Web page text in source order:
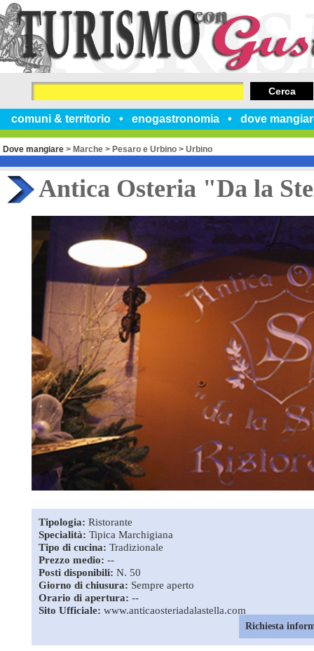
comuni & territorio enogastronomia dove
Cerca
Dove mangiare > Marche > Pesaro e Urbino > Urbino
Antica Osteria "Da la
Tipologia: Ristorante
Specialità: Tipica Marchigiana
Tipo di cucina: Tradizionale
Prezzo medio: --
Posti disponibili: N. 50
Giorno di chiusura: Sempre aperto
Orario di apertura: --
Sito Ufficiale: www.anticaosteriadalastella.com
Richiesta